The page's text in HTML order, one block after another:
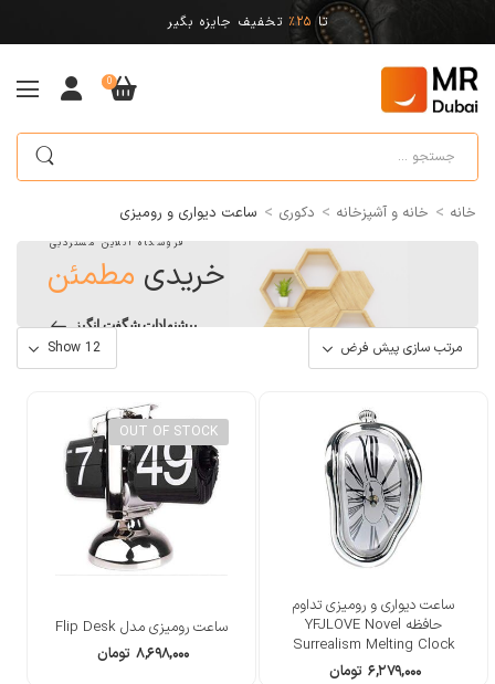
تا 25% تخفیف جایزه بگیر
0
خانه > خانه و آشپزخانه > دکوری > ساعت دیواری و رومیزی
فروشگاه آنلاین مستردبی
خریدی مطمئن
پیشنهادات شگفت انگیز
ساعت دیواری و رومیزی تداوم
حافظه YFJLOVE Novel
Surrealism Melting Clock
۶,۲۷۹,۰۰۰ تومان
OUT OF STOCK
ساعت رومیزی مدل Flip Desk
۸,۶۹۸,۰۰۰ تومان